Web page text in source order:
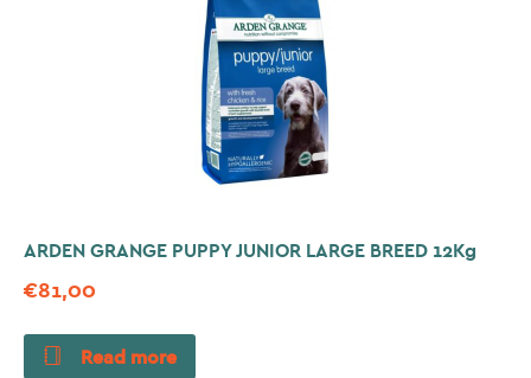
ARDEN GRANGE PUPPY JUNIOR LARGE BREED 12Kg
€81,00
Read more